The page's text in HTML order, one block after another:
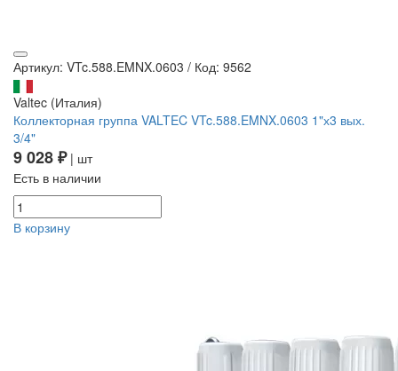
Артикул: VTc.588.EMNX.0603 / Код: 9562
Valtec (Италия)
Коллекторная группа VALTEC VTc.588.EMNX.0603 1"х3 вых.
3/4"
9 028 ₽| шт
Есть в наличии
В корзину